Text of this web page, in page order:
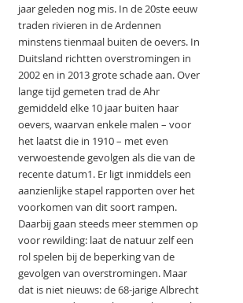
jaar geleden nog mis. In de 20ste eeuw
traden rivieren in de Ardennen
minstens tienmaal buiten de oevers. In
Duitsland richtten overstromingen in
2002 en in 2013 grote schade aan. Over
lange tijd gemeten trad de Ahr
gemiddeld elke 10 jaar buiten haar
oevers, waarvan enkele malen – voor
het laatst die in 1910 – met even
verwoestende gevolgen als die van de
recente datum1. Er ligt inmiddels een
aanzienlijke stapel rapporten over het
voorkomen van dit soort rampen.
Daarbij gaan steeds meer stemmen op
voor rewilding: laat de natuur zelf een
rol spelen bij de beperking van de
gevolgen van overstromingen. Maar
dat is niet nieuws: de 68-jarige Albrecht